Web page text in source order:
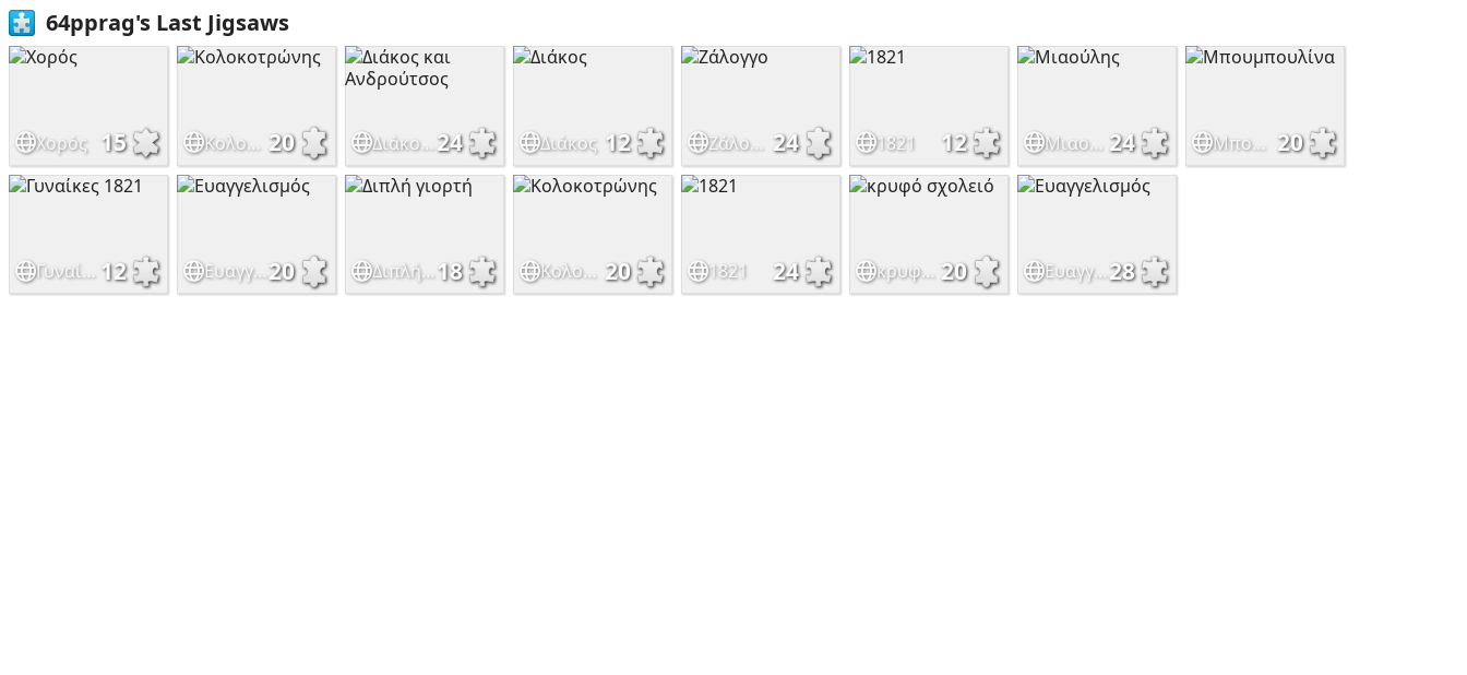
64pprag's Last Jigsaws
Χορός 15 Κολοκοτρώνης 20 Διάκος και Ανδρούτσος 24 Διάκος 12 Ζάλογγο 24 1821 12 Μιαούλης 24 Μπουμπουλίνα 20
12 Ευαγγελισμός 20 Διπλή γιορτή 18 Κολοκοτρώνης 20 1821 24 κρυφό σχολειό 20 Ευαγγελισμός 28